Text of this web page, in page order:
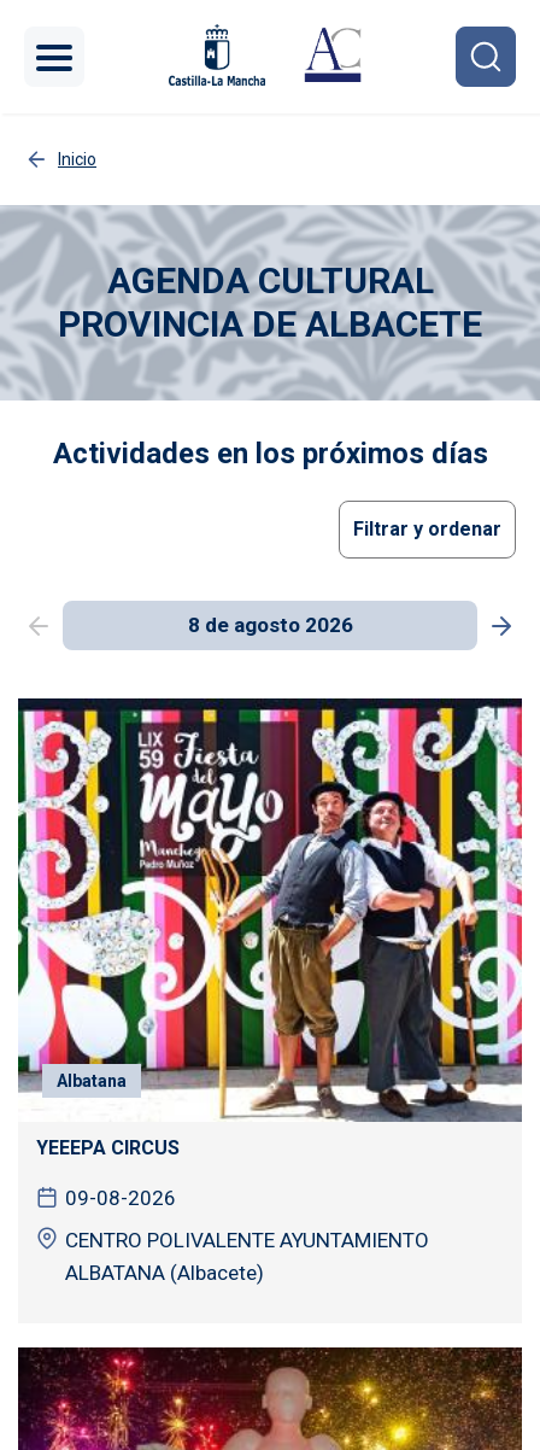
Inicio
AGENDA CULTURAL
PROVINCIA DE ALBACETE
Imagen
Actividades en los próximos días
8 de agosto 2026
Filtrar y ordenar
Albatana
YEEEPA CIRCUS
09-08-2026
CENTRO POLIVALENTE AYUNTAMIENTO
ALBATANA (Albacete)